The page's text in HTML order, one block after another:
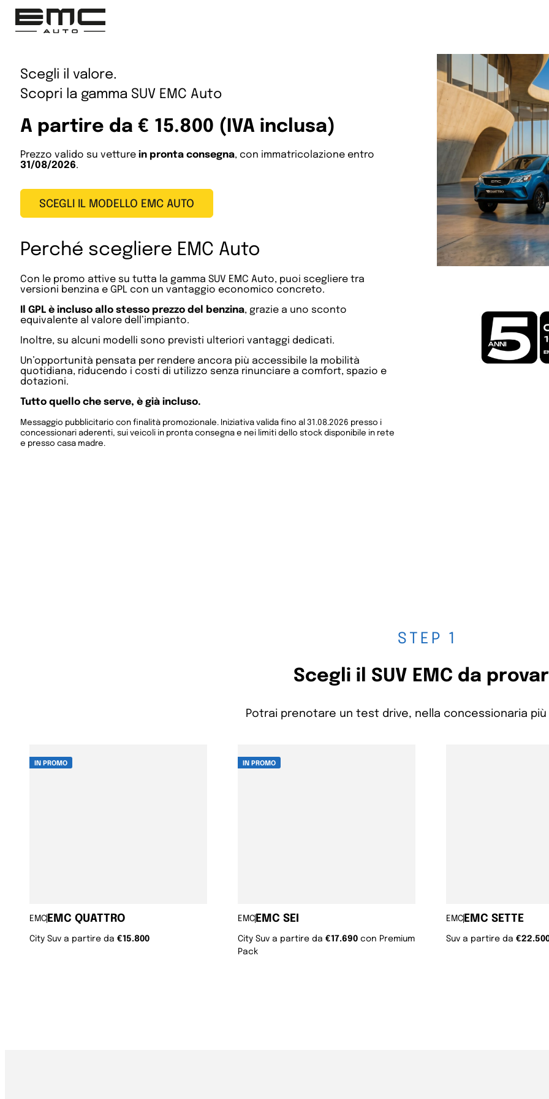
Scegli il valore.
Scopri la gamma SUV EMC Auto
A partire da € 15.800 (IVA inclusa)
Prezzo valido su vetture in pronta consegna, con immatricolazione entro
31/08/2026.
SCEGLI IL MODELLO EMC AUTO
Perché scegliere EMC Auto
Con le promo attive su tutta la gamma SUV EMC Auto, puoi scegliere tra
versioni benzina e GPL con un vantaggio economico concreto.
Il GPL è incluso allo stesso prezzo del benzina, grazie a uno sconto
equivalente al valore dell’impianto.
Inoltre, su alcuni modelli sono previsti ulteriori vantaggi dedicati.
Un’opportunità pensata per rendere ancora più accessibile la mobilità
quotidiana, riducendo i costi di utilizzo senza rinunciare a comfort, spazio e
dotazioni.
Tutto quello che serve, è già incluso.
Messaggio pubblicitario con finalità promozionale. Iniziativa valida fino al 31.08.2026 presso i
concessionari aderenti, sui veicoli in pronta consegna e nei limiti dello stock disponibile in rete
e presso casa madre.
STEP 1
Scegli il SUV EMC da
Potrai prenotare un test drive, nella concessionaria
IN PROMO
EMC EMC QUATTRO
City Suv a partire da €15.800
IN PROMO
EMC EMC SEI
City Suv a partire da €17.690 con Premium
Pack
EMC EMC SETTE
Suv a partire da